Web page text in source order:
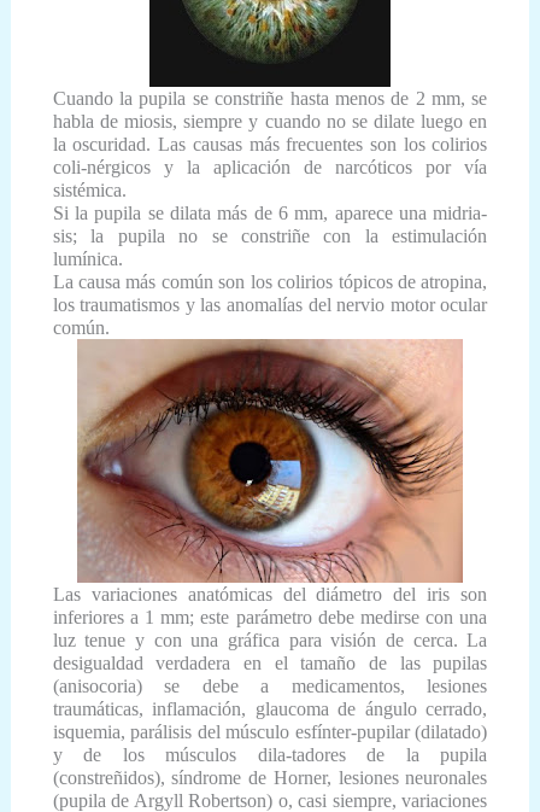
Cuando la pupila se constriñe hasta menos de 2 mm, se
habla de miosis, siempre y cuando no se dilate luego en
la oscuridad. Las causas más frecuentes son los colirios
coli-nérgicos y la aplicación de narcóticos por vía
sistémica.
Si la pupila se dilata más de 6 mm, aparece una midria-
sis; la pupila no se constriñe con la estimulación
lumínica.
La causa más común son los colirios tópicos de atropina,
los traumatismos y las anomalías del nervio motor ocular
común.
Las variaciones anatómicas del diámetro del iris son
inferiores a 1 mm; este parámetro debe medirse con una
luz tenue y con una gráfica para visión de cerca. La
desigualdad verdadera en el tamaño de las pupilas
(anisocoria) se debe a medicamentos, lesiones
traumáticas, inflamación, glaucoma de ángulo cerrado,
isquemia, parálisis del músculo esfínter-pupilar (dilatado)
y de los músculos dila-tadores de la pupila
(constreñidos), síndrome de Horner, lesiones neuronales
(pupila de Argyll Robertson) o, casi siempre, variaciones